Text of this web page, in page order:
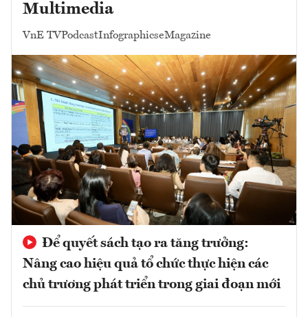
Multimedia
VnE TVPodcastInfographicseMagazine
Để quyết sách tạo ra tăng trưởng:
Nâng cao hiệu quả tổ chức thực hiện các
chủ trương phát triển trong giai đoạn mới